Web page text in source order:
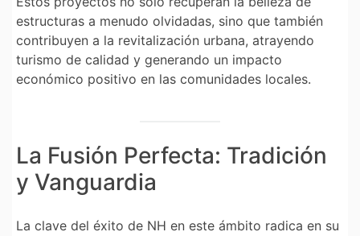
estructuras a menudo olvidadas, sino que también
contribuyen a la revitalización urbana, atrayendo
turismo de calidad y generando un impacto
económico positivo en las comunidades locales.
La Fusión Perfecta: Tradición
y Vanguardia
La clave del éxito de NH en este ámbito radica en su